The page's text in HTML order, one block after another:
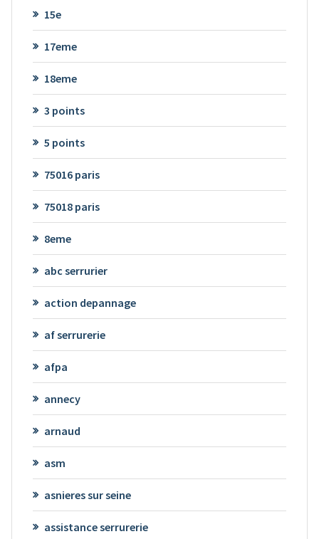
15e
17eme
18eme
3 points
5 points
75016 paris
75018 paris
8eme
abc serrurier
action depannage
af serrurerie
afpa
annecy
arnaud
asm
asnieres sur seine
assistance serrurerie